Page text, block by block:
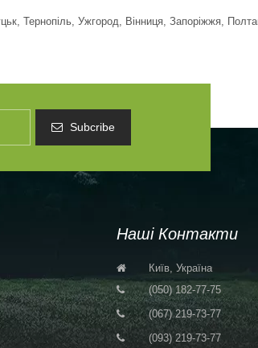
Тернопіль, Ужгород, Вінниця, Запоріжжя,
Subcribe
Наші Контакти
Київ, Україна
(050) 182-77-75
(067) 219-73-77
(093) 219-73-77